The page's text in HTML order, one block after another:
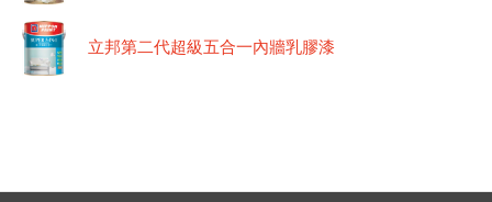
立邦第二代超級五合一內牆乳膠漆